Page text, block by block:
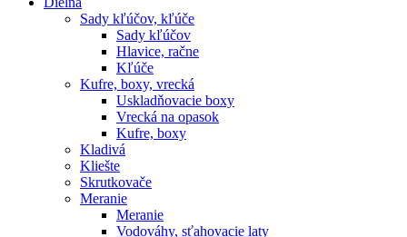
Sady kľúčov, kľúče
Sady kľúčov
Hlavice, račne
Kľúče
Kufre, boxy, vrecká
Uskladňovacie boxy
Vrecká na opasok
Kufre, boxy
Kladivá
Kliešte
Skrutkovače
Meranie
Meranie
Vodováhy, sťahovacie laty